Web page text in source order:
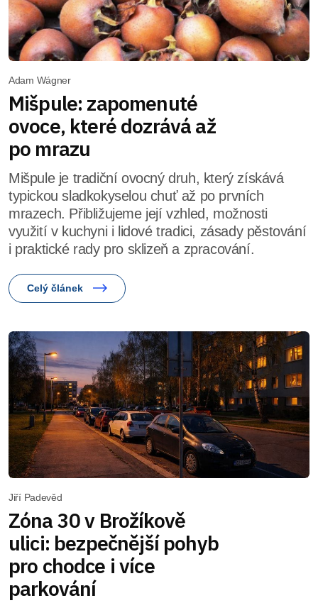
Adam Wágner
Mišpule: zapomenuté
ovoce, které dozrává až
po mrazu
Mišpule je tradiční ovocný druh, který získává
typickou sladkokyselou chuť až po prvních
mrazech. Přibližujeme její vzhled, možnosti
využití v kuchyni i lidové tradici, zásady pěstování
i praktické rady pro sklizeň a zpracování.
Celý článek
Jiří Padevěd
Zóna 30 v Brožíkově
ulici: bezpečnější pohyb
pro chodce i více
parkování